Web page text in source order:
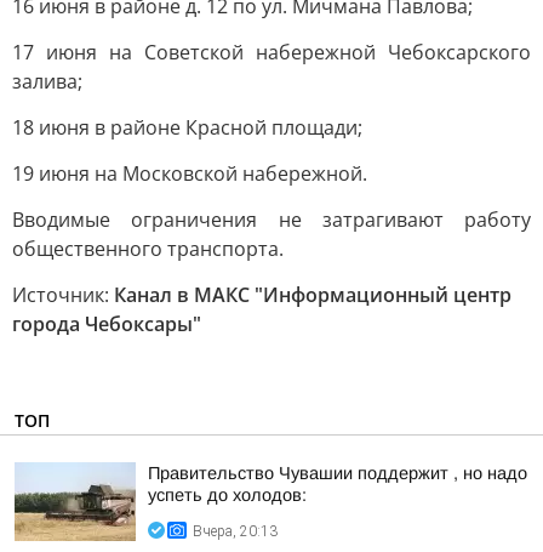
16 июня в районе д. 12 по ул. Мичмана Павлова;
17 июня на Советской набережной Чебоксарского
залива;
18 июня в районе Красной площади;
19 июня на Московской набережной.
Вводимые ограничения не затрагивают работу
общественного транспорта.
Источник: Канал в МАКС "Информационный центр
города Чебоксары"
ТОП
Правительство Чувашии поддержит , но надо
успеть до холодов:
Вчера, 20:13